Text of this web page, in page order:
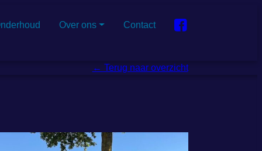
Over ons Contact
← Terug naar overzicht